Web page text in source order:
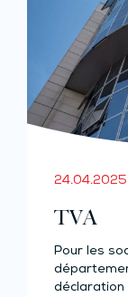
24.04.2025
TVA
Pour les
déclaration